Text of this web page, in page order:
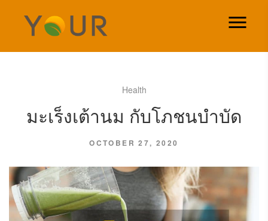
Health
มะเร็งเต้านม กับโภชนบำบัด
OCTOBER 27, 2020